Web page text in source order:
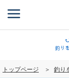
ン
釣り
トップページ 釣り